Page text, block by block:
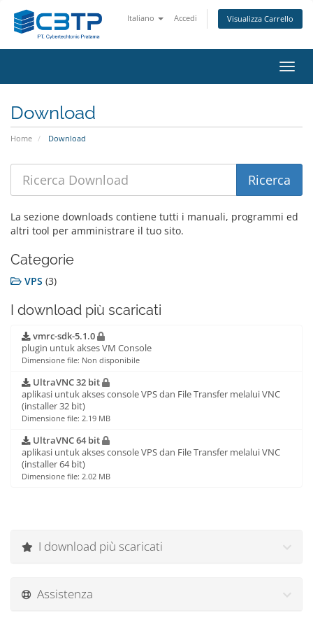
Italiano Accedi Visualizza Carrello
Attiva
Download
Home Download
La sezione downloads contiene tutti i manuali, programmi ed
altri tool per amministrare il tuo sito.
Categorie
VPS (3)
I download più scaricati
vmrc-sdk-5.1.0
plugin untuk akses VM Console
Dimensione file: Non disponibile
UltraVNC 32 bit
aplikasi untuk akses console VPS dan File Transfer melalui VNC
(installer 32 bit)
Dimensione file: 2.19 MB
UltraVNC 64 bit
aplikasi untuk akses console VPS dan File Transfer melalui VNC
(installer 64 bit)
Dimensione file: 2.02 MB
I download più scaricati
Assistenza